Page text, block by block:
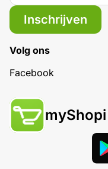
Inschrijven
Volg ons
Facebook
myShopi